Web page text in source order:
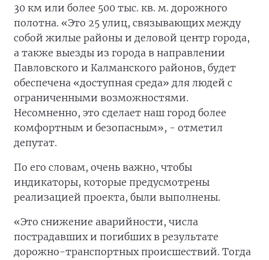
30 км или более 500 тыс. кв. м. дорожного
полотна. «Это 25 улиц, связывающих между
собой жилые районы и деловой центр города,
а также выезды из города в направлении
Павловского и Калманского районов, будет
обеспечена «доступная среда» для людей с
ограниченными возможностями.
Несомненно, это сделает наш город более
комфортным и безопасным», - отметил
депутат.
По его словам, очень важно, чтобы
индикаторы, которые предусмотрены
реализацией проекта, были выполнены.
«Это снижение аварийности, числа
пострадавших и погибших в результате
дорожно-транспортных происшествий. Тогда